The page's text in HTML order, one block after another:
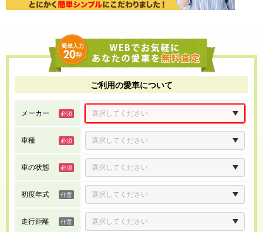
ご利用の愛車について
メーカー
車種
車の状態
初度年式
走行距離